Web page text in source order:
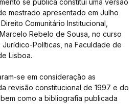
se publica constitui uma versão
mestrado apresentado em Julho
Comunitário Institucional,
Rebelo de Sousa, no curso
Políticas, na Faculdade de
Lisboa.
se em consideração as
revisão constitucional de 1997 e do
como a bibliografia publicada